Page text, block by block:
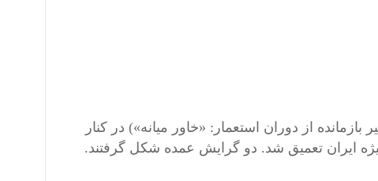
از دوران استعمار: «خاور میانه») در کنار
ایران تعمیق شد. دو گرایش عمده شکل گرفتند.